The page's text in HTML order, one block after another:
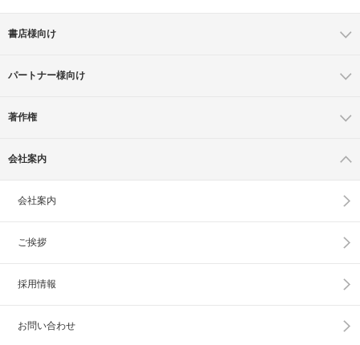
書店様向け
パートナー様向け
著作権
会社案内
会社案内
ご挨拶
採用情報
お問い合わせ